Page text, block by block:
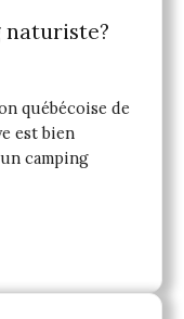
naturiste?
québécoise de
est bien
camping